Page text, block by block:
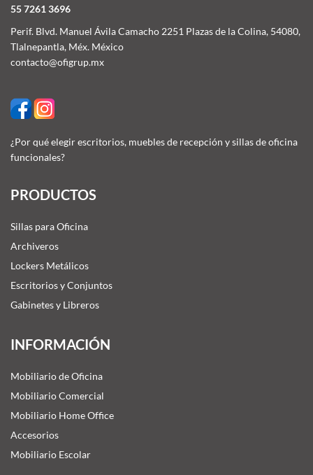
55 7261 3696
Perif. Blvd. Manuel Ávila Camacho 2251 Plazas de la Colina, 54080,
Tlalnepantla, Méx. México
contacto@ofigrup.mx
¿Por qué elegir escritorios, muebles de recepción y sillas de oficina
funcionales?
PRODUCTOS
Sillas para Oficina
Archiveros
Lockers Metálicos
Escritorios y Conjuntos
Gabinetes y Libreros
INFORMACIÓN
Mobiliario de Oficina
Mobiliario Comercial
Mobiliario Home Office
Accesorios
Mobiliario Escolar